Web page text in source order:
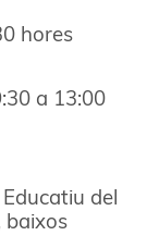
hores
a 13:00
del
baixos